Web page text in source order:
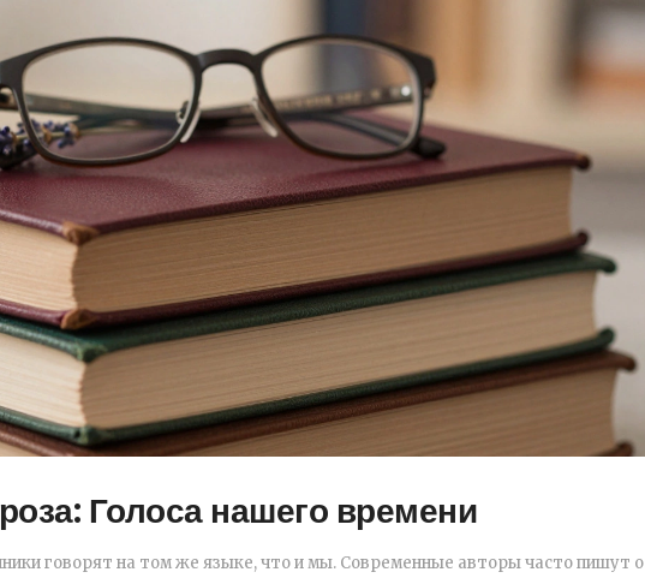
Голоса нашего времени
говорят на том же языке, что и мы. Современные авторы часто пишут о